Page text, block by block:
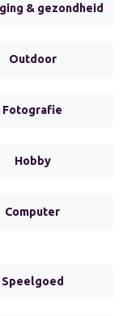
& gezondheid
Outdoor
Fotografie
Hobby
Computer
Speelgoed